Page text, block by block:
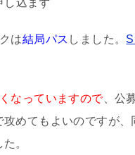
し込まず
は結局パス しました。
なっていますので、公
めてもよいのですが
。